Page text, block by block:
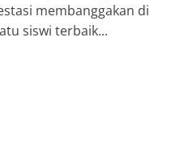
membanggakan di
siswi terbaik...